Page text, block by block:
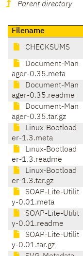
Parent directory
Filename
CHECKSUMS
Document-Man
ager-0.35.meta
Document-Man
ager-0.35.readme
Document-Man
ager-0.35.tar.gz
Linux-Bootload
er-1.3.meta
Linux-Bootload
er-1.3.readme
Linux-Bootload
er-1.3.tar.gz
SOAP-Lite-Utilit
y-0.01.meta
SOAP-Lite-Utilit
y-0.01.readme
SOAP-Lite-Utilit
y-0.01.tar.gz